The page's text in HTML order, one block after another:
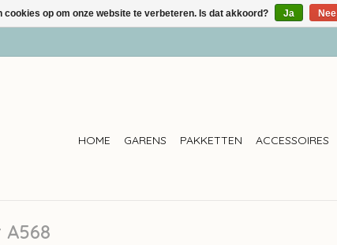
HOME GARENS PAKKETTEN ACCESSOIRES
cookies op om onze website te verbeteren. Is dat akkoord? Ja Nee